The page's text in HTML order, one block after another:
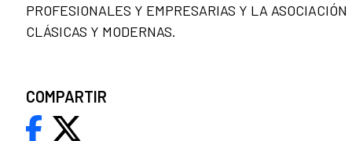
PROFESIONALES Y EMPRESARIAS Y LA ASOCIACIÓN
CLÁSICAS Y MODERNAS.
COMPARTIR